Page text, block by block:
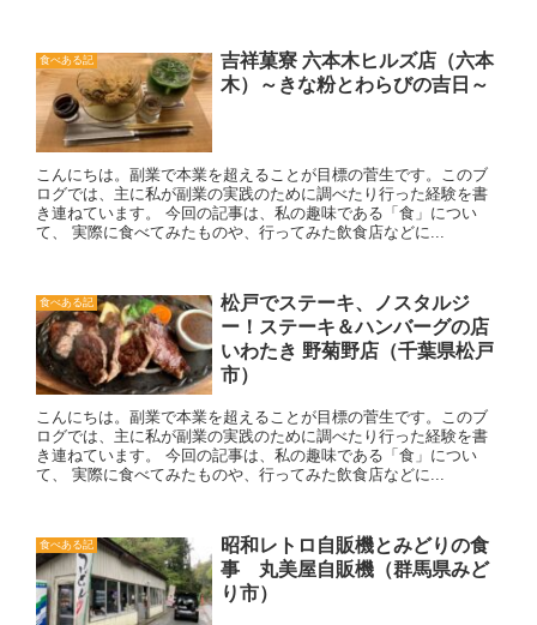
食べある記
吉祥菓寮 六本木ヒルズ店（六本
木）～きな粉とわらびの吉日～
こんにちは。副業で本業を超えることが目標の菅生です。このブ
ログでは、主に私が副業の実践のために調べたり行った経験を書
き連ねています。 今回の記事は、私の趣味である「食」につい
て、 実際に食べてみたものや、行ってみた飲食店などに...
食べある記
松戸でステーキ、ノスタルジ
ー！ステーキ＆ハンバーグの店
いわたき 野菊野店（千葉県松戸
市）
こんにちは。副業で本業を超えることが目標の菅生です。このブ
ログでは、主に私が副業の実践のために調べたり行った経験を書
き連ねています。 今回の記事は、私の趣味である「食」につい
て、 実際に食べてみたものや、行ってみた飲食店などに...
食べある記
昭和レトロ自販機とみどりの食
事 丸美屋自販機（群馬県みど
り市）